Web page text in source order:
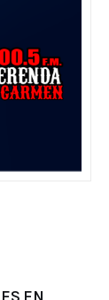
EN